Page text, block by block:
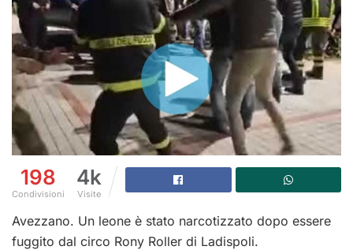
198
Condivisioni
4k
Visite
Avezzano. Un leone è stato narcotizzato dopo essere
fuggito dal circo Rony Roller di Ladispoli.